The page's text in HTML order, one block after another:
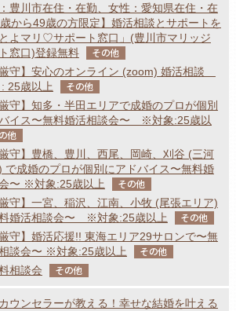
：豊川市在住・在勤、女性：愛知県在住・在
から49歳の方限定】婚活相談とサポートを
よマリ♡サポート窓口」(豊川市マリッジ
窓口)登録無料
その他
厳守】安心のオンライン (zoom) 婚活相談
25歳以上
その他
厳守】知多・半田エリアで成婚のプロが個別
イス〜無料婚活相談会〜 ※対象:25歳以
他
厳守】豊橋、豊川、西尾、岡崎、刈谷 (三河
で成婚のプロが個別にアドバイス〜無料婚
〜 ※対象:25歳以上
その他
厳守】一宮、稲沢、江南、小牧 (尾張エリア)
婚活相談会〜 ※対象:25歳以上
その他
厳守】婚活応援!! 東海エリア29サロンで〜無
談会〜 ※対象:25歳以上
その他
相談会 その他
カウンセラーが教える！幸せな結婚を叶える